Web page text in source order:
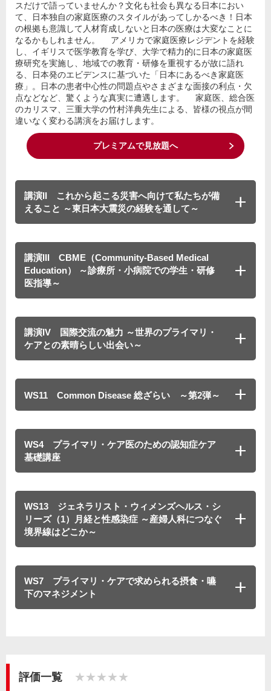
スだけで語っていませんか？文化も社会も異なる日本におい
て、日本独自の家庭医療のスタイルがあってしかるべき！日本
の根拠も意識して人材育成しないと日本の医療は大変なことに
なるかもしれません。 アメリカで家庭医療レジデントを経験
し、イギリスで医学教育を学び、大学で精力的に日本の家庭医
療研究を実施し、地域での教育・研修を重視するが故に語れ
る、日本発のエビデンスに基づいた「日本にあるべき家庭医
療」。日本の患者中心性の問題点やさまざまな面接の利点・欠
点などなど、驚くような真実に遭遇します。 家庭医、総合医
のカリスマ、三重大学の竹村洋典先生による、皆様の視点が間
違いなく変わる講演をお届けします。
プレミアムで見放題へ
講演II これから起こる災害へ向けて私たちが備
えること ～東日本大震災の経験を通して～
講演III CBME（Community-Based Medical
Education） ～診療所・小病院での学生・研修
医指導～
講演IV 国際交流の魅力 ～世界のプライマリ・
ケアとの素晴らしい出会い～
WS11 Common Disease 総ざらい ～第2弾～
WS4 プライマリ・ケア医のための認知症ケア
基礎講座
WS13 ジェネラリスト・ウィメンズヘルス・シ
リーズ（1）月経と性感染症 ～産婦人科につなぐ
境界線はどこか～
WS7 プライマリ・ケアで求められる摂食・嚥
下のマネジメント
評価一覧 ★★★★★